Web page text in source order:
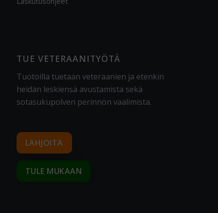
TUE VETERAANITYÖTÄ
Tuotoilla tuetaan veteraanien ja etenkin
heidän leskiensä avustamista sekä
sotasukupolven perinnön vaalimista.
LAHJOITA
TULE MUKAAN